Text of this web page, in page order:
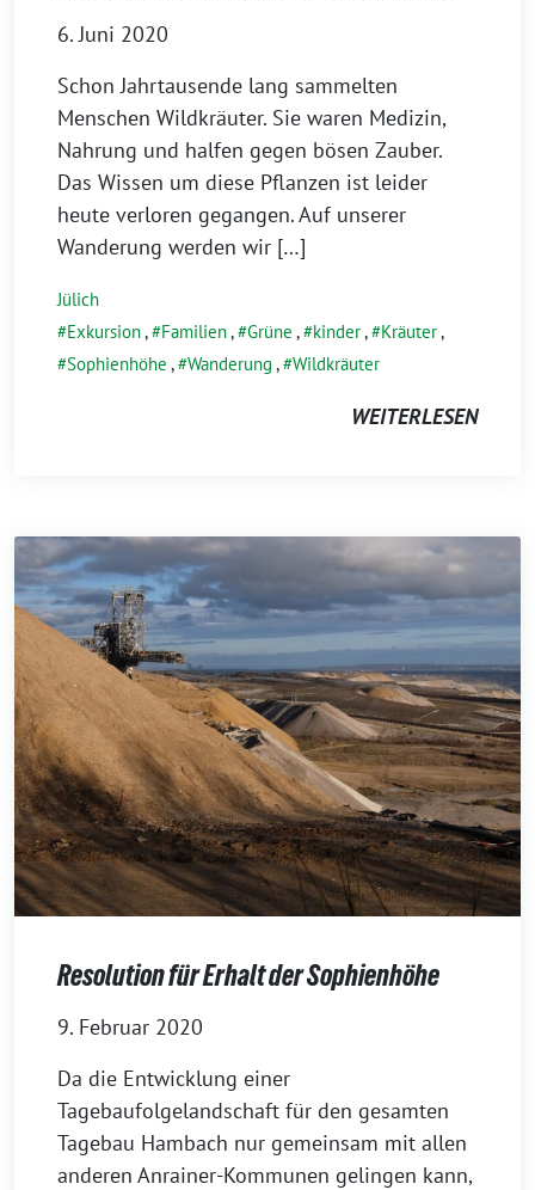
6. Juni 2020
Schon Jahrtausende lang sammelten
Menschen Wildkräuter. Sie waren Medizin,
Nahrung und halfen gegen bösen Zauber.
Das Wissen um diese Pflanzen ist leider
heute verloren gegangen. Auf unserer
Wanderung werden wir […]
Jülich
Exkursion, Familien, Grüne , kinder, Kräuter,
Sophienhöhe , Wanderung , Wildkräuter
WEITERLESEN
Resolution für Erhalt der Sophienhöhe
9. Februar 2020
Da die Entwicklung einer
Tagebaufolgelandschaft für den gesamten
Tagebau Hambach nur gemeinsam mit allen
anderen Anrainer-Kommunen gelingen kann,